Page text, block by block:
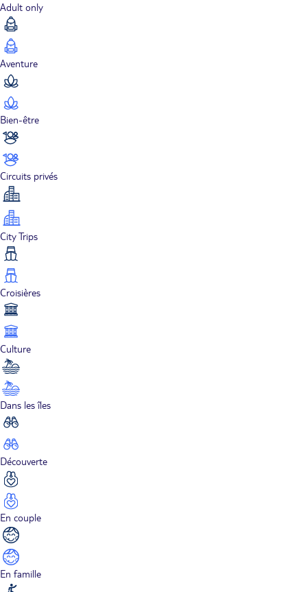
Adult only
Aventure
Bien-être
Circuits privés
City Trips
Croisières
Culture
Dans les îles
Découverte
En couple
En famille